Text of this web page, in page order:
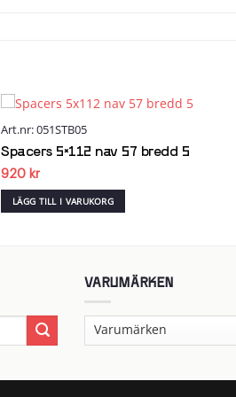
wishlist
Art.nr: 051STB05
Spacers 5×112 nav 57 bredd 5
920 kr
LÄGG TILL I VARUKORG
VARUMÄRKEN